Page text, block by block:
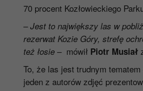
70 procent Kozłowieckiego
–Jest to największy las w
rezerwat Kozie Góry, strefę
też łosie– mówił Piotr Musiał
To, że las jest trudnym
jeden z autorów zdjęć